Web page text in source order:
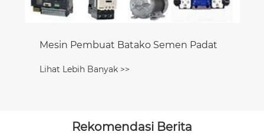
Mesin Pembuat Batako Semen Padat
Lihat Lebih Banyak >>
Rekomendasi Berita